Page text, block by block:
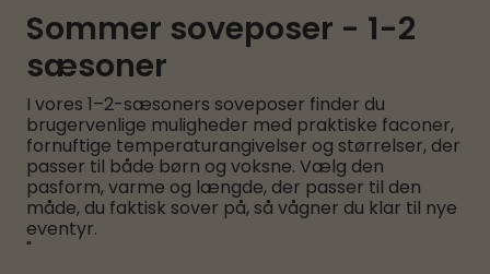
Sommer soveposer - 1-2
sæsoner
I vores 1–2-sæsoners soveposer finder du
brugervenlige muligheder med praktiske faconer,
fornuftige temperaturangivelser og størrelser, der
passer til både børn og voksne. Vælg den
pasform, varme og længde, der passer til den
måde, du faktisk sover på, så vågner du klar til nye
eventyr.
"